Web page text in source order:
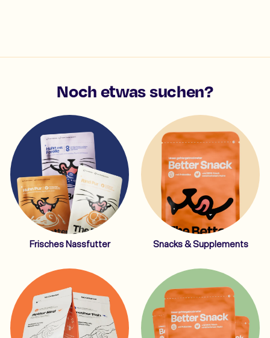
Noch etwas suchen?
Frisches Nassfutter Snacks & Supplements